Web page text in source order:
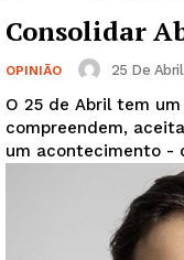
Consolidar
OPINIÃO 25 De
O 25 de Abril tem
compreendem, aceitam e
um acontecimento -